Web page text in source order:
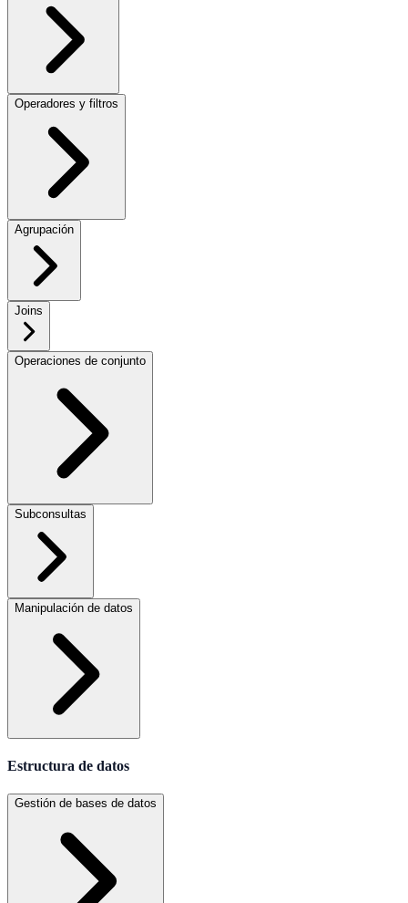
Operadores y filtros
Agrupación
Joins
Operaciones de conjunto
Subconsultas
Manipulación de datos
Estructura de datos
Gestión de bases de datos